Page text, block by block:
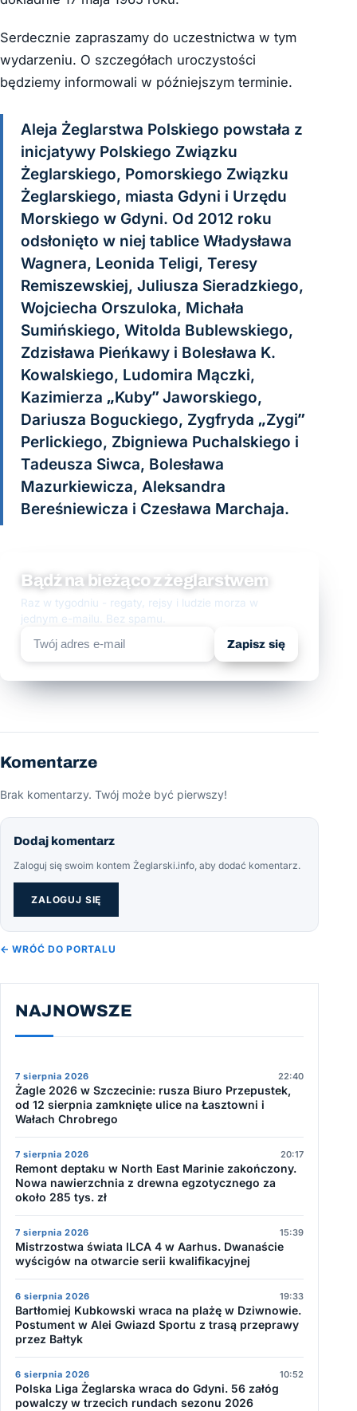
Serdecznie zapraszamy do uczestnictwa w tym
wydarzeniu. O szczegółach uroczystości
będziemy informowali w późniejszym terminie.
Aleja Żeglarstwa Polskiego powstała z
inicjatywy Polskiego Związku
Żeglarskiego, Pomorskiego Związku
Żeglarskiego, miasta Gdyni i Urzędu
Morskiego w Gdyni. Od 2012 roku
odsłonięto w niej tablice Władysława
Wagnera, Leonida Teligi, Teresy
Remiszewskiej, Juliusza Sieradzkiego,
Wojciecha Orszuloka, Michała
Sumińskiego, Witolda Bublewskiego,
Zdzisława Pieńkawy i Bolesława K.
Kowalskiego, Ludomira Mączki,
Kazimierza „Kuby” Jaworskiego,
Dariusza Boguckiego, Zygfryda „Zygi”
Perlickiego, Zbigniewa Puchalskiego i
Tadeusza Siwca, Bolesława
Mazurkiewicza, Aleksandra
Bereśniewicza i Czesława Marchaja.
Bądź na bieżąco z żeglarstwem
Raz w tygodniu - regaty, rejsy i ludzie morza w
jednym e-mailu. Bez spamu.
Zapisz się
Komentarze
Brak komentarzy. Twój może być pierwszy!
Dodaj komentarz
Zaloguj się swoim kontem Żeglarski.info, aby dodać komentarz.
ZALOGUJ SIĘ
← WRÓĆ DO PORTALU
NAJNOWSZE
7 sierpnia 2026 22:40
Żagle 2026 w Szczecinie: rusza Biuro Przepustek,
od 12 sierpnia zamknięte ulice na Łasztowni i
Wałach Chrobrego
7 sierpnia 2026 20:17
Remont deptaku w North East Marinie zakończony.
Nowa nawierzchnia z drewna egzotycznego za
około 285 tys. zł
7 sierpnia 2026 15:39
Mistrzostwa świata ILCA 4 w Aarhus. Dwanaście
wyścigów na otwarcie serii kwalifikacyjnej
6 sierpnia 2026 19:33
Bartłomiej Kubkowski wraca na plażę w Dziwnowie.
Postument w Alei Gwiazd Sportu z trasą przeprawy
przez Bałtyk
6 sierpnia 2026 10:52
Polska Liga Żeglarska wraca do Gdyni. 56 załóg
powalczy w trzecich rundach sezonu 2026